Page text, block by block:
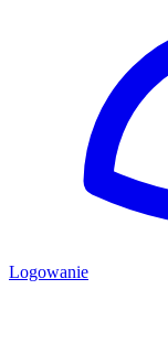
Logowanie